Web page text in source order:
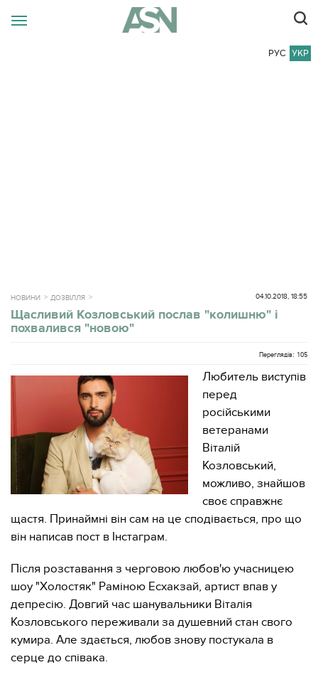
РУС УКР
НОВИНИ ДОЗВІЛЛЯ 04.10.2018, 18:55
Щасливий Козловський послав "колишню" і
похвалився "новою"
Переглядів: 105
Любитель виступів
перед
російськими
ветеранами
Віталій
Козловський,
можливо, знайшов
своє справжнє
щастя. Принаймні він сам на це сподівається, про що
він написав пост в Інстаграм.
Після розставання з черговою любов'ю учасницею
шоу "Холостяк" Раміною Есхакзай, артист впав у
депресію. Довгий час шанувальники Віталія
Козловського переживали за душевний стан свого
кумира. Але здається, любов знову постукала в
серце до співака.